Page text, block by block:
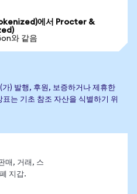
에서 Procter &
와 같음
) 발행, 후원, 보증하거나 제휴한
는 기초 참조 자산을 식별하기 위
매, 거래, 스
지갑.